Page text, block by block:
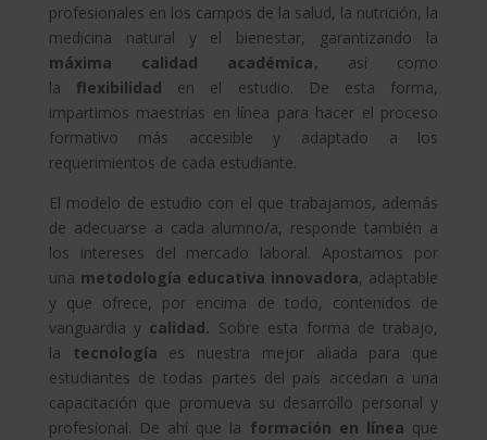
profesionales en los campos de la salud, la nutrición, la
medicina natural y el bienestar, garantizando la
máxima calidad académica, así como
la flexibilidad en el estudio. De esta forma,
impartimos maestrías en línea para hacer el proceso
formativo más accesible y adaptado a los
requerimientos de cada estudiante.
El modelo de estudio con el que trabajamos, además
de adecuarse a cada alumno/a, responde también a
los intereses del mercado laboral. Apostamos por
una metodología educativa innovadora, adaptable
y que ofrece, por encima de todo, contenidos de
vanguardia y calidad. Sobre esta forma de trabajo,
la tecnología es nuestra mejor aliada para que
estudiantes de todas partes del país accedan a una
capacitación que promueva su desarrollo personal y
profesional. De ahí que la formación en línea que